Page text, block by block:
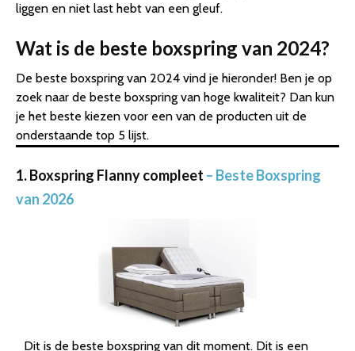
liggen en niet last hebt van een gleuf.
Wat is de beste boxspring van 2024?
De beste boxspring van 2024 vind je hieronder! Ben je op
zoek naar de beste boxspring van hoge kwaliteit? Dan kun
je het beste kiezen voor een van de producten uit de
onderstaande top 5 lijst.
1. Boxspring Flanny compleet – Beste Boxspring
van 2026
Dit is de beste boxspring van dit moment. Dit is een